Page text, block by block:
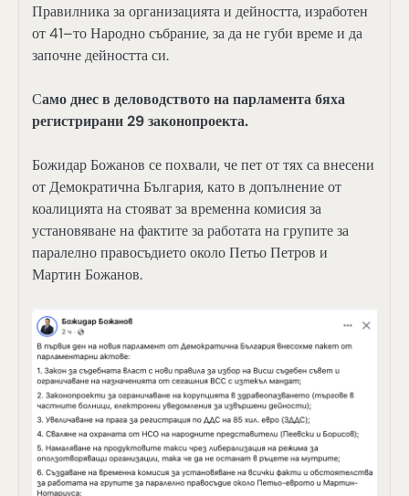
Правилника за организацията и дейността, изработен
от 41–то Народно събрание, за да не губи време и да
започне дейността си.
Само днес в деловодството на парламента бяха
регистрирани 29 законопроекта.
Божидар Божанов се похвали, че пет от тях са внесени
от Демократична България, като в допълнение от
коалицията на стояват за временна комисия за
установяване на фактите за работата на групите за
паралелно правосъдието около Петьо Петров и
Мартин Божанов.